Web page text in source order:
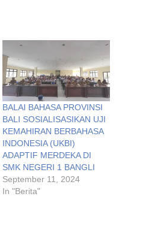
BALAI BAHASA PROVINSI
BALI SOSIALISASIKAN UJI
KEMAHIRAN BERBAHASA
INDONESIA (UKBI)
ADAPTIF MERDEKA DI
SMK NEGERI 1 BANGLI
September 11, 2024
In "Berita"